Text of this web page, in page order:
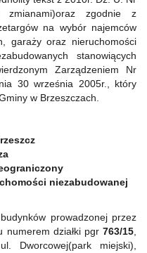
zgodnie z
na wybór najemców
garaży oraz nieruchomości
stanowiących
Zarządzeniem Nr
30 września 2005r., który
w Brzeszczach.
niezabudowanej
prowadzonej przez
numerem działki pgr 763/15
Dworcowej(park miejski),